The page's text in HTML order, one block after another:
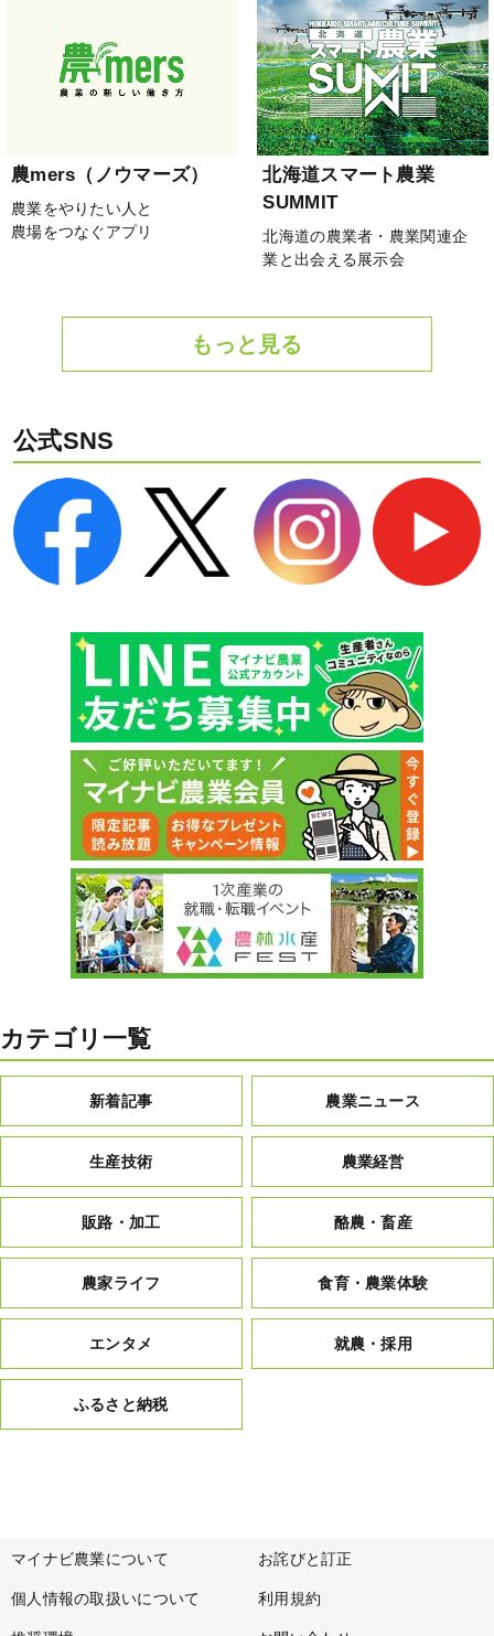
農mers（ノウマーズ）
農業をやりたい人と
農場をつなぐアプリ
北海道スマート農業
SUMMIT
北海道の農業者・農業関連企
業と出会える展示会
もっと見る
公式SNS
カテゴリ一覧
新着記事 農業ニュース
生産技術 農業経営
販路・加工 酪農・畜産
農家ライフ 食育・農業体験
エンタメ 就農・採用
ふるさと納税
マイナビ農業について お詫びと訂正
個人情報の取扱いについて 利用規約